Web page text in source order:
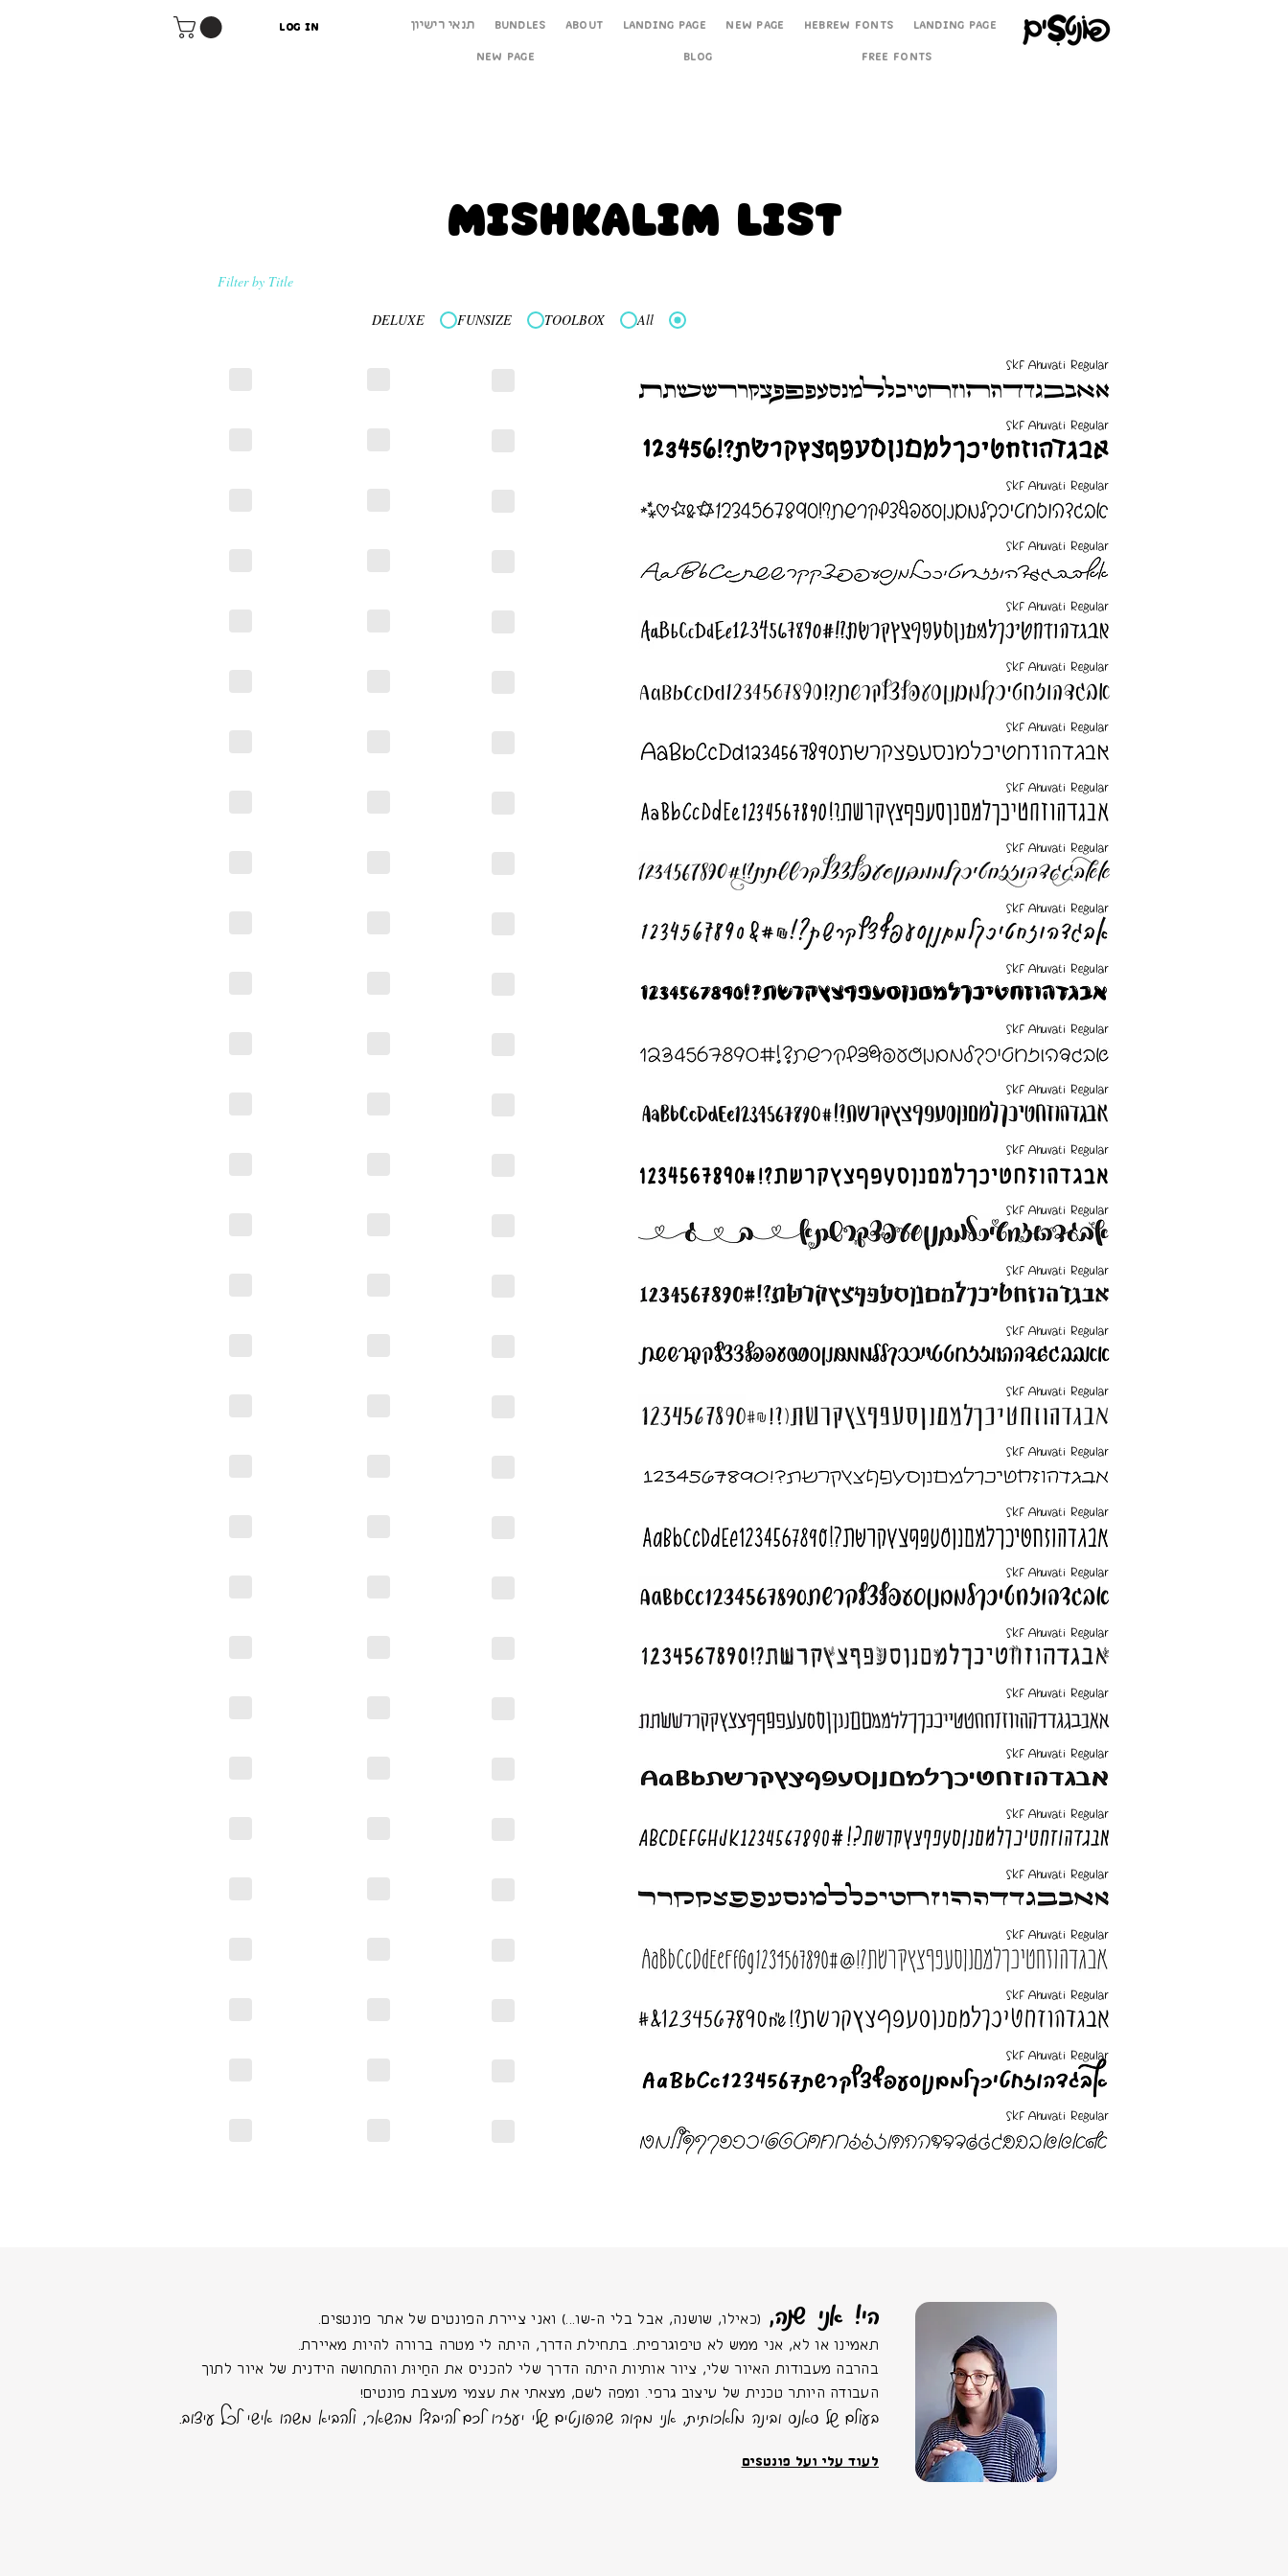
Log In Landing Page
Hebrew Fonts
New Page
Landing Page
About
Bundles תנאי רישיון
Free Fonts
Blog
New Page
Mishkalim List
Filter by Title
All
TOOLBOX
FUNSIZE
DELUXE
SKF Ahuvati Regular
SKF Ahuvati Regular
SKF Ahuvati Regular
SKF Ahuvati Regular
SKF Ahuvati Regular
SKF Ahuvati Regular
SKF Ahuvati Regular
SKF Ahuvati Regular
SKF Ahuvati Regular
SKF Ahuvati Regular
SKF Ahuvati Regular
SKF Ahuvati Regular
SKF Ahuvati Regular
SKF Ahuvati Regular
SKF Ahuvati Regular
SKF Ahuvati Regular
SKF Ahuvati Regular
SKF Ahuvati Regular
SKF Ahuvati Regular
SKF Ahuvati Regular
SKF Ahuvati Regular
SKF Ahuvati Regular
SKF Ahuvati Regular
SKF Ahuvati Regular
SKF Ahuvati Regular
SKF Ahuvati Regular
SKF Ahuvati Regular
SKF Ahuvati Regular
SKF Ahuvati Regular
SKF Ahuvati Regular
הי! אני שנה,
(כאילו, שושנה, אבל בלי ה-שו...) ואני ציירת הפונטים של אתר פונטSים.
תאמינו או לא, אני ממש לא טיפוגרפית. בתחילת הדרך, היתה לי מטרה ברורה להיות מאיירת.
בהרבה מעבודות האיור שלי, ציור אותיות היתה הדרך שלי להכניס את החַיוּת והתחושה הידנית של איור לתוך
העבודה היותר טכנית של עיצוב גרפי. ומפה לשם, מצאתי את עצמי מעצבת פונטים!
בעולם של סאנס ובינה מלאכותית, אני מקוה שהפונטים שלי יעזרו לכם להיבדל מהשאר, ולהביא משהו אישי לכל עיצוב.
לעוד עלי ועל פונטSים